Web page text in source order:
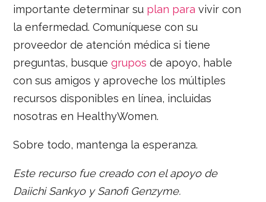
importante determinar su plan para vivir con
la enfermedad. Comuníquese con su
proveedor de atención médica si tiene
preguntas, busquegrupos de apoyo, hable
con sus amigos y aproveche los múltiples
recursos disponibles en línea, incluidas
nosotras en HealthyWomen.
Sobre todo, mantenga la esperanza.
Este recurso fue creado con el apoyo de
Daiichi Sankyo y Sanofi Genzyme.